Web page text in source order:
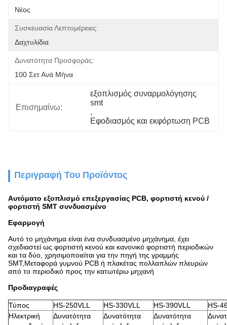
Νέος
Συσκευασία Λεπτομέρειες:
Δαχτυλίδια
Δυνατότητα Προσφοράς:
100 Σετ Ανά Μήνα
Επισημαίνω:
εξοπλισμός συναρμολόγησης
smt
,
Εφοδιασμός και εκφόρτωση PCB
Περιγραφή Του Προϊόντος
Αυτόματο εξοπλισμό επεξεργασίας PCB, φορτιστή κενού /
φορτιστή SMT συνδυασμένο
Εφαρμογή
Αυτό το μηχάνημα είναι ένα συνδυασμένο μηχάνημα, έχει
σχεδιαστεί ως φορτιστή κενού και κανονικό φορτιστή περιοδικών
και τα δύο, χρησιμοποιείται για την πηγή της γραμμής
SMT,Μεταφορά γυμνού PCB ή πλακέτας πολλαπλών πλευρών
από το περιοδικό προς την κατωτέρω μηχανή
Προδιαγραφές
Τύπος HS-250VLL HS-330VLL HS-390VLL
HS-
Ηλεκτρική
Δυνατότητα
Δυνατότητα
Δυνατότητα